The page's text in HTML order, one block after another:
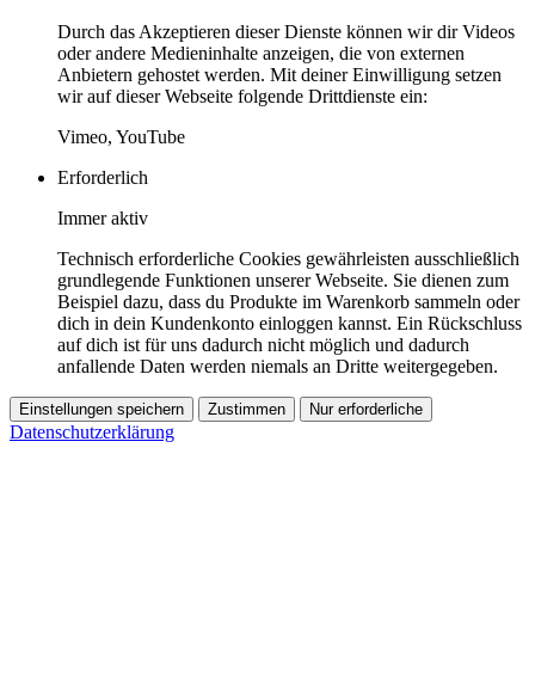
Durch das Akzeptieren dieser Dienste können wir dir Videos
oder andere Medieninhalte anzeigen, die von externen
Anbietern gehostet werden. Mit deiner Einwilligung setzen
wir auf dieser Webseite folgende Drittdienste ein:
Vimeo, YouTube
Erforderlich
Immer aktiv
Technisch erforderliche Cookies gewährleisten ausschließlich
grundlegende Funktionen unserer Webseite. Sie dienen zum
Beispiel dazu, dass du Produkte im Warenkorb sammeln oder
dich in dein Kundenkonto einloggen kannst. Ein Rückschluss
auf dich ist für uns dadurch nicht möglich und dadurch
anfallende Daten werden niemals an Dritte weitergegeben.
Einstellungen speichern Zustimmen Nur erforderliche
Datenschutzerklärung